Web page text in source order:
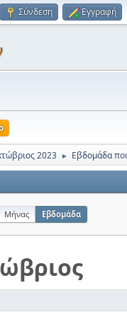
Σύνδεση Εγγραφή
2023 ► Εβδομάδα
Μήνας Εβδομάδα